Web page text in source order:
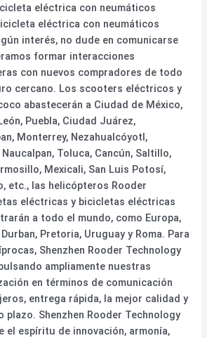
eléctrica con neumáticos
eléctrica con neumáticos
interés, no dude en comunicarse
formar interacciones
con nuevos compradores de todo
cercano. Los scooters eléctricos y
abastecerán a Ciudad de México,
Puebla, Ciudad Juárez,
Monterrey, Nezahualcóyotl,
Toluca, Cancún, Saltillo,
Mexicali, San Luis Potosí,
etc., las helicópteros Rooder
eléctricas y bicicletas eléctricas
a todo el mundo, como Europa,
Pretoria, Uruguay y Roma. Para
Shenzhen Rooder Technology
ampliamente nuestras
en términos de comunicación
entrega rápida, la mejor calidad y
plazo. Shenzhen Rooder Technology
el espíritu de innovación, armonía,